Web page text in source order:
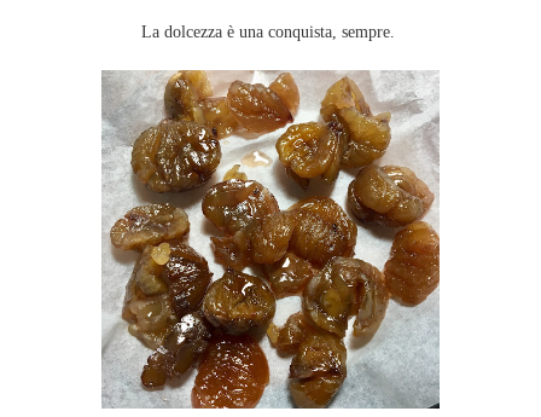
La dolcezza è una conquista, sempre.